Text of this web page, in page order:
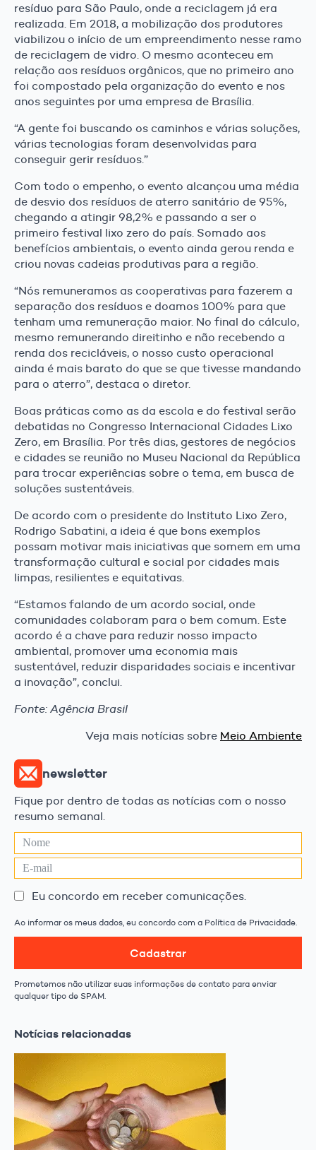
resíduo para São Paulo, onde a reciclagem já era
realizada. Em 2018, a mobilização dos produtores
viabilizou o início de um empreendimento nesse ramo
de reciclagem de vidro. O mesmo aconteceu em
relação aos resíduos orgânicos, que no primeiro ano
foi compostado pela organização do evento e nos
anos seguintes por uma empresa de Brasília.
“A gente foi buscando os caminhos e várias soluções,
várias tecnologias foram desenvolvidas para
conseguir gerir resíduos.”
Com todo o empenho, o evento alcançou uma média
de desvio dos resíduos de aterro sanitário de 95%,
chegando a atingir 98,2% e passando a ser o
primeiro festival lixo zero do país. Somado aos
benefícios ambientais, o evento ainda gerou renda e
criou novas cadeias produtivas para a região.
“Nós remuneramos as cooperativas para fazerem a
separação dos resíduos e doamos 100% para que
tenham uma remuneração maior. No final do cálculo,
mesmo remunerando direitinho e não recebendo a
renda dos recicláveis, o nosso custo operacional
ainda é mais barato do que se que tivesse mandando
para o aterro”, destaca o diretor.
Boas práticas como as da escola e do festival serão
debatidas no Congresso Internacional Cidades Lixo
Zero, em Brasília. Por três dias, gestores de negócios
e cidades se reunião no Museu Nacional da República
para trocar experiências sobre o tema, em busca de
soluções sustentáveis.
De acordo com o presidente do Instituto Lixo Zero,
Rodrigo Sabatini, a ideia é que bons exemplos
possam motivar mais iniciativas que somem em uma
transformação cultural e social por cidades mais
limpas, resilientes e equitativas.
“Estamos falando de um acordo social, onde
comunidades colaboram para o bem comum. Este
acordo é a chave para reduzir nosso impacto
ambiental, promover uma economia mais
sustentável, reduzir disparidades sociais e incentivar
a inovação”, conclui.
Fonte: Agência Brasil
Veja mais notícias sobre Meio Ambiente
newsletter
Fique por dentro de todas as notícias com o nosso
resumo semanal.
Eu concordo em receber comunicações.
Ao informar os meus dados, eu concordo com a Política de Privacidade.
Cadastrar
Prometemos não utilizar suas informações de contato para enviar
qualquer tipo de SPAM.
Notícias relacionadas